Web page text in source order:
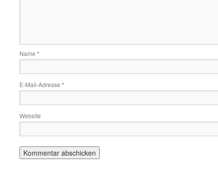
Name *
E-Mail-Adresse *
Website